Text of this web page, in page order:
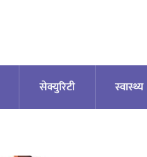
सेक्युरिटी स्वास्थ्य